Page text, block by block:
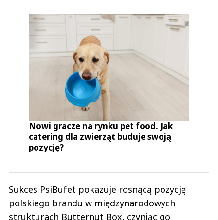
Nowi gracze na rynku pet food. Jak
catering dla zwierząt buduje swoją
pozycję?
Sukces PsiBufet pokazuje rosnącą pozycję
polskiego brandu w międzynarodowych
strukturach Butternut Box, czyniąc go